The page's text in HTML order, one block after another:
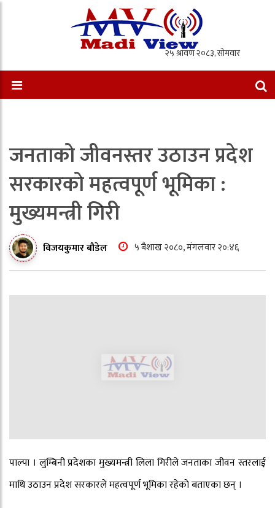
जनताकाे जीवनस्तर उठाउन प्रदेश
सरकारकाे महत्वपूर्ण भूमिका :
मुख्यमन्त्री गिरी
विजयकुमार बौडेल ५ बैशाख २०८०, मंगलवार २०:४६
पाल्पा । लुम्बिनी प्रदेशका मुख्यमन्त्री लिला गिरीले जनताका जीवन स्तरलाई
माथि उठाउन प्रदेश सरकारले महत्वपूर्ण भूमिका रहेकाे बताएका छन् ।